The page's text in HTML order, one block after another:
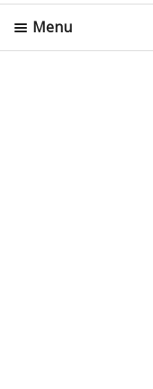
Menu